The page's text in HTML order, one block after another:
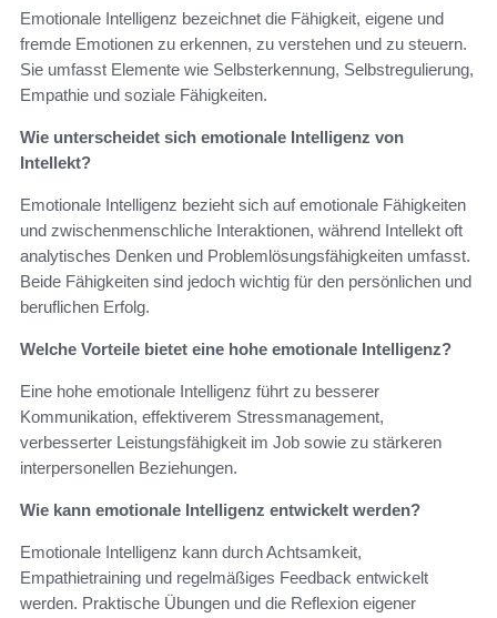
Emotionale Intelligenz bezeichnet die Fähigkeit, eigene und
fremde Emotionen zu erkennen, zu verstehen und zu steuern.
Sie umfasst Elemente wie Selbsterkennung, Selbstregulierung,
Empathie und soziale Fähigkeiten.
Wie unterscheidet sich emotionale Intelligenz von
Intellekt?
Emotionale Intelligenz bezieht sich auf emotionale Fähigkeiten
und zwischenmenschliche Interaktionen, während Intellekt oft
analytisches Denken und Problemlösungsfähigkeiten umfasst.
Beide Fähigkeiten sind jedoch wichtig für den persönlichen und
beruflichen Erfolg.
Welche Vorteile bietet eine hohe emotionale Intelligenz?
Eine hohe emotionale Intelligenz führt zu besserer
Kommunikation, effektiverem Stressmanagement,
verbesserter Leistungsfähigkeit im Job sowie zu stärkeren
interpersonellen Beziehungen.
Wie kann emotionale Intelligenz entwickelt werden?
Emotionale Intelligenz kann durch Achtsamkeit,
Empathietraining und regelmäßiges Feedback entwickelt
werden. Praktische Übungen und die Reflexion eigener